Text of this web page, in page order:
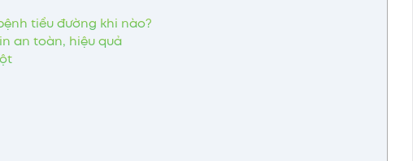
tiểu đường khi nào?
an toàn, hiệu quả